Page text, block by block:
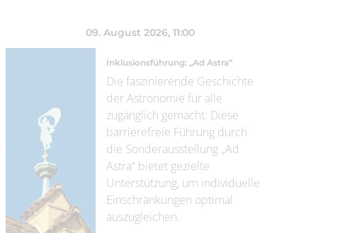
09. August 2026, 11:00
Inklusionsführung: „Ad Astra“
Die faszinierende Geschichte
der Astronomie für alle
zugänglich gemacht: Diese
barrierefreie Führung durch
die Sonderausstellung „Ad
Astra“ bietet gezielte
Unterstützung, um individuelle
Einschränkungen optimal
auszugleichen.